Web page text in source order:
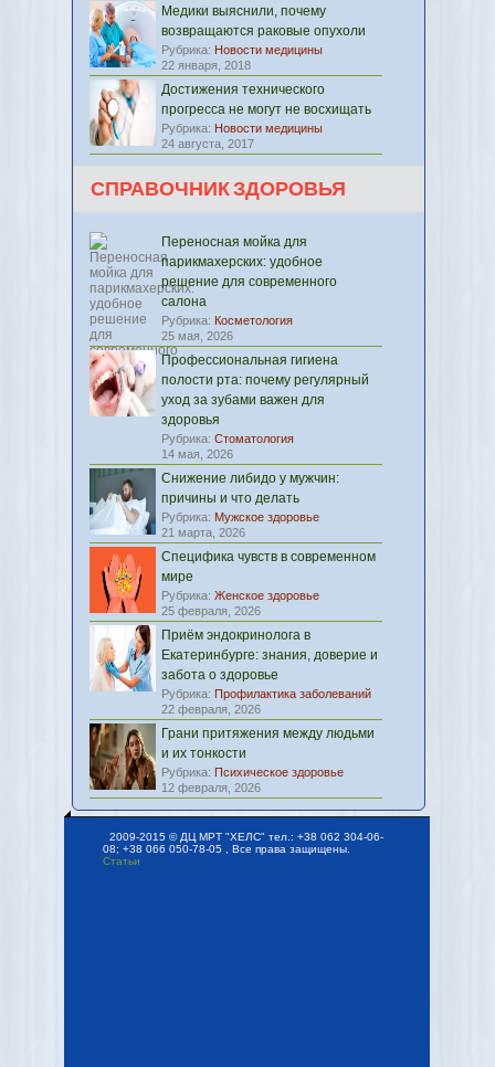
Медики выяснили, почему
возвращаются раковые опухоли
Рубрика: Новости медицины
22 января, 2018
Достижения технического
прогресса не могут не восхищать
Рубрика: Новости медицины
24 августа, 2017
СПРАВОЧНИК ЗДОРОВЬЯ
Переносная мойка для
парикмахерских: удобное
решение для современного
салона
Рубрика: Косметология
25 мая, 2026
Профессиональная гигиена
полости рта: почему регулярный
уход за зубами важен для
здоровья
Рубрика: Стоматология
14 мая, 2026
Снижение либидо у мужчин:
причины и что делать
Рубрика: Мужское здоровье
21 марта, 2026
Специфика чувств в современном
мире
Рубрика: Женское здоровье
25 февраля, 2026
Приём эндокринолога в
Екатеринбурге: знания, доверие и
забота о здоровье
Рубрика: Профилактика заболеваний
22 февраля, 2026
Грани притяжения между людьми
и их тонкости
Рубрика: Психическое здоровье
12 февраля, 2026
2009-2015 © ДЦ МРТ "ХЕЛС" тел.: +38 062 304-06-
08; +38 066 050-78-05 , Все права защищены.
Статьи